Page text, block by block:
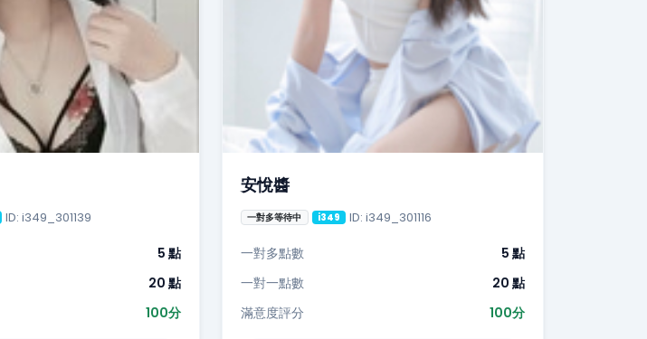
ID: i349_301139
5 點
20 點
100分
安悅醬
一對多等待中 i349 ID: i349_301116
一對多點數
5 點
一對一點數
20 點
滿意度評分
100分